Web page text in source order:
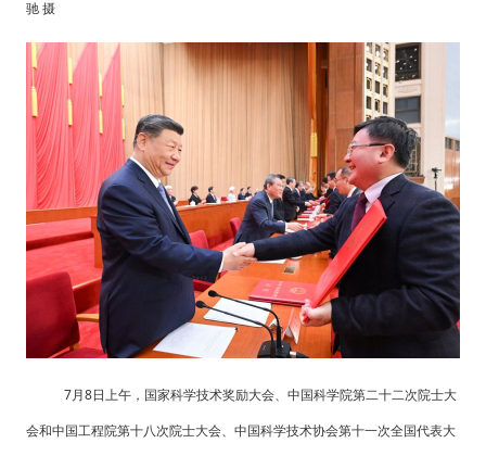
驰 摄
7月8日上午，国家科学技术奖励大会、中国科学院第二十二次院士大
会和中国工程院第十八次院士大会、中国科学技术协会第十一次全国代表大